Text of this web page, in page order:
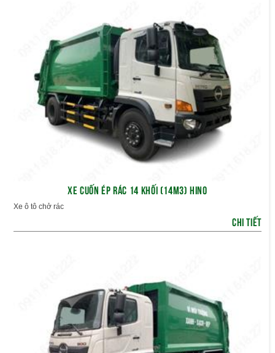
XE CUỐN ÉP RÁC 14 KHỐI (14M3) HINO
Xe ô tô chở rác
CHI TIẾT